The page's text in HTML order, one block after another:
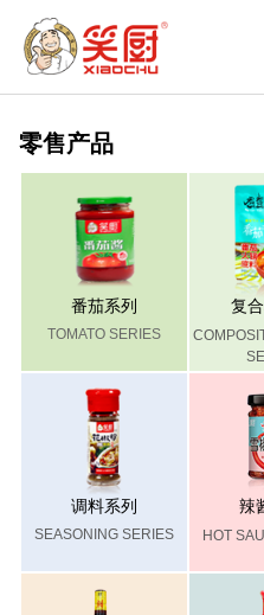
番茄系列
TOMATO SERIES
复
零售产品
调料系列
SEASONING SERIES
辣
HOT